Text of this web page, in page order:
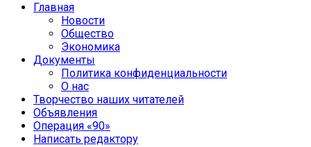
Главная
Новости
Общество
Экономика
Документы
Политика конфиденциальности
О нас
Творчество наших читателей
Объявления
Операция «90»
Написать редактору